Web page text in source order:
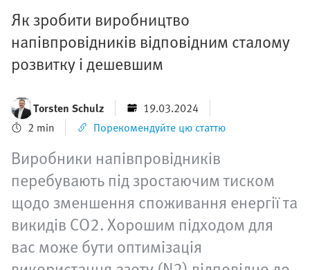
Як зробити виробництво
напівпровідників відповідним сталому
розвитку і дешевшим
Torsten Schulz
19.03.2024
2 min
Порекомендуйте цю статтю
Виробники напівпровідників
перебувають під зростаючим тиском
щодо зменшення споживання енергії та
викидів CO2. Хорошим підходом для
вас може бути оптимізація